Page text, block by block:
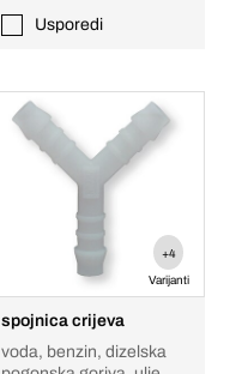
Usporedi
+4
Varijanti
spojnica crijeva
voda, benzin, dizelska